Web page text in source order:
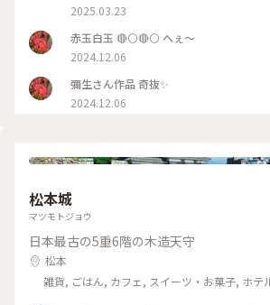
トな景色#美術館
2025.03.23
赤玉白玉 🔴⚪🔴⚪ へぇ～
2024.12.06
彌生さん作品 奇抜✨
2024.12.06
松本城
マツモトジョウ
日本最古の5重6階の木造天守
松本
雑貨, ごはん, カフェ, スイーツ・お菓子, ホテ